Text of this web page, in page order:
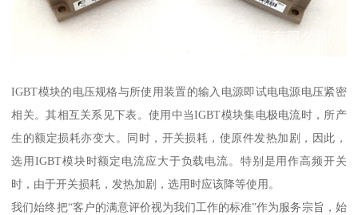
IGBT模块的电压规格与所使用装置的输入电源即试电电源电压紧密
相关。其相互关系见下表。使用中当IGBT模块集电极电流时，所产
生的额定损耗亦变大。同时，开关损耗，使原件发热加剧，因此，
选用IGBT模块时额定电流应大于负载电流。特别是用作高频开关
时，由于开关损耗，发热加剧，选用时应该降等使用。
我们始终把“客户的满意评价视为我们工作的标准”作为服务宗旨，始